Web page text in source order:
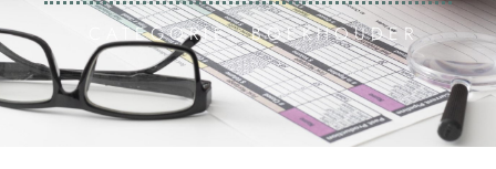
CATEGORIE: BOEKHOUDER